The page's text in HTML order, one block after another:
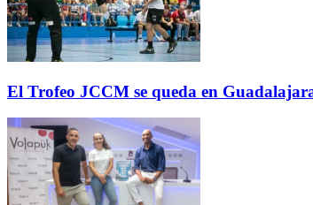
El Trofeo JCCM se queda en